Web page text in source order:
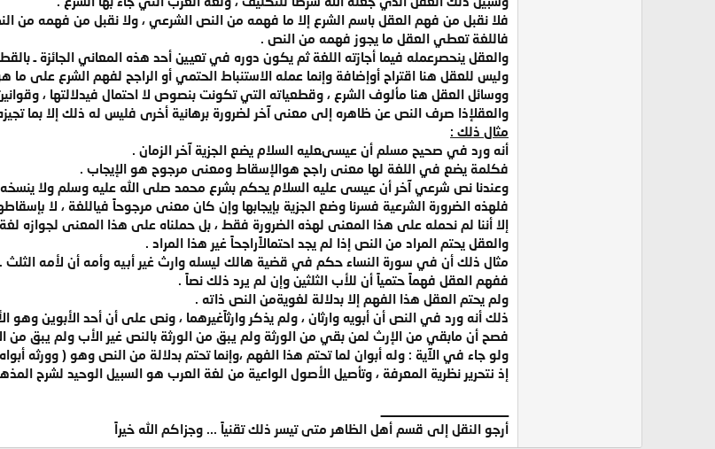
فلا نقبل من فهم العقل باسم الشرع إلا ما فهمه من النص الشرعي ، ولا نقبل من فهمه من
فاللغة تعطي العقل ما يجوز فهمه من النص .
والعقل ينحصرعمله فيما أجازته اللغة ثم يكون دوره في تعيين أحد هذه المعاني الجائزة ـ
وليس للعقل هنا اقتراح أوإضافة وإنما عمله الاستنباط الحتمي أو الراجح لفهم الشرع على ما
ووسائل العقل هنا مألوف الشرع ، وقطعياته التي تكونت بنصوص لا احتمال فيدلالتها ،
والعقلإذا صرف النص عن ظاهره إلى معنى آخر لضرورة برهانية أخرى فليس له ذلك إلا بما
مثال ذلك :
أنه ورد في صحيح مسلم أن عيسىعليه السلام يضع الجزية آخر الزمان .
فكلمة يضع في اللغة لها معنى راجح هوالإسقاط ومعنى مرجوح هو الإيجاب .
وعندنا نص شرعي آخر أن عيسى عليه السلام يحكم بشرع محمد صلى الله عليه وسلم ولا ينسخه
فلهذه الضرورة الشرعية فسرنا وضع الجزية بإيجابها وإن كان معنى مرجوحاً فياللغة ، لا
إلا أننا لم نحمله على هذا المعنى لهذه الضرورة فقط ، بل حملناه على هذا المعنى لجوازه
والعقل يحتم المراد من النص إذا لم يجد احتمالاًراجحاً غير هذا المراد .
مثال ذلك أن في سورة النساء حكم في قضية هالك ليسله وارث غير أبيه وأمه أن لأمه الثلث .
ففهم العقل فهماً حتمياً أن للأب الثلثين وإن لم يرد ذلك نصاً .
ولم يحتم العقل هذا الفهم إلا بدلالة لغويةمن النص ذاته .
ذلك أنه ورد في النص أن أبويه وارثان ، ولم يذكر وارثاًغيرهما ، ونص على أن أحد الأبوين وهو
فصح أن مابقي من الإرث لمن بقي من الورثة ولم يبق من الورثة بالنص غير الأب ولم يبق من
ولو جاء في الآية : وله أبوان لما تحتم هذا الفهم ،وإنما تحتم بدلالة من النص وهو ( وورثه
إذ نتحرير نظرية المعرفة ، وتأصيل الأصول الواعية من لغة العرب هو السبيل الوحيد لشرح
أرجو النقل إلى قسم أهل الظاهر متى تيسر ذلك تقنياً ... وجزاكم الله خيراً